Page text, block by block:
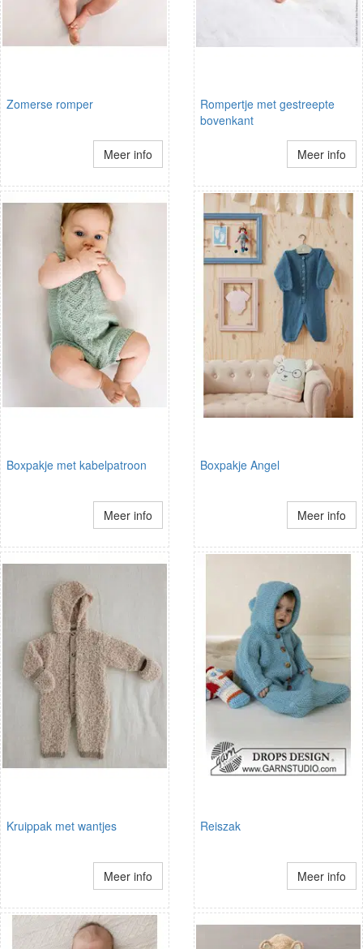
Zomerse romper
Meer info
Rompertje met gestreepte
bovenkant
Meer info
Boxpakje met kabelpatroon
Meer info
Boxpakje Angel
Meer info
Kruippak met wantjes
Meer info
Reiszak
Meer info